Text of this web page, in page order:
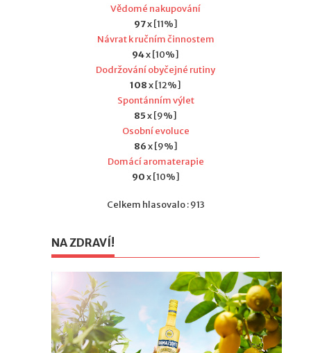
Vědomé nakupování
97x [11%]
Návrat k ručním činnostem
94x [10%]
Dodržování obyčejné rutiny
108x [12%]
Spontánním výlet
85x [9%]
Osobní evoluce
86x [9%]
Domácí aromaterapie
90x [10%]
Celkem hlasovalo : 913
NA ZDRAVÍ!